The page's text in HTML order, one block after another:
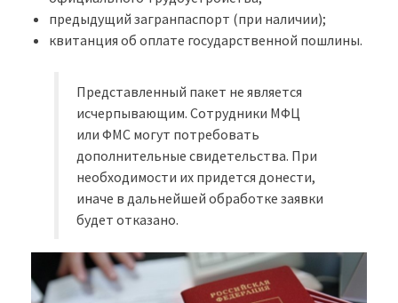
предыдущий загранпаспорт (при наличии);
квитанция об оплате государственной пошлины.
Представленный пакет не является
исчерпывающим. Сотрудники МФЦ
или ФМС могут потребовать
дополнительные свидетельства. При
необходимости их придется донести,
иначе в дальнейшей обработке заявки
будет отказано.